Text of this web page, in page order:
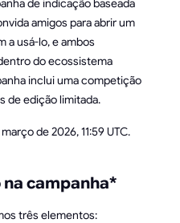
de indicação baseada
amigos para abrir um
a usá-lo, e ambos
do ecossistema
inclui uma competição
de edição limitada.
de 2026, 11:59 UTC.
campanha*
três elementos: